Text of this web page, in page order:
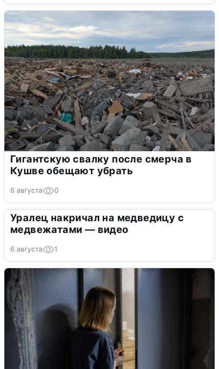
Гигантскую свалку после смерча в
Кушве обещают убрать
6 августа 0
Уралец накричал на медведицу с
медвежатами — видео
6 августа 1